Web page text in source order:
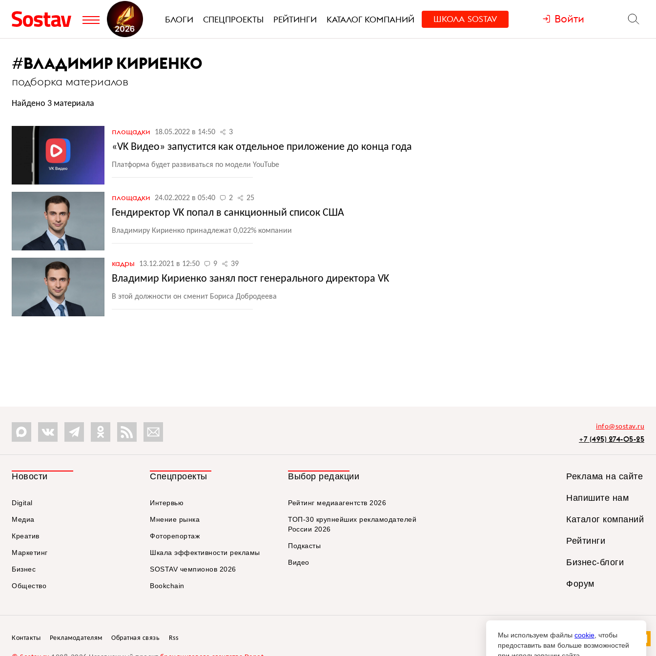
БЛОГИ СПЕЦПРОЕКТЫ РЕЙТИНГИ КАТАЛОГ КОМПАНИЙ ШКОЛА SOSTAV Войти
#ВЛАДИМИР КИРИЕНКО
подборка материалов
Найдено 3 материала
площадки 18.05.2022 в 14:50 3
«VK Видео» запустится как отдельное приложение до конца года
Платформа будет развиваться по модели YouTube
площадки 24.02.2022 в 05:40 2 25
Гендиректор VK попал в санкционный список США
Владимиру Кириенко принадлежат 0,022% компании
кадры 13.12.2021 в 12:50 9 39
Владимир Кириенко занял пост генерального директора VK
В этой должности он сменит Бориса Добродеева
info@sostav.ru
+7 (495) 274-05-25
Новости
Digital
Медиа
Креатив
Маркетинг
Бизнес
Общество
Спецпроекты
Интервью
Мнение рынка
Фоторепортаж
Шкала эффективности рекламы
SOSTAV чемпионов 2026
Bookchain
Выбор редакции
Рейтинг медиаагентств 2026
ТОП-30 крупнейших рекламодателей
России 2026
Подкасты
Видео
Реклама на сайте
Напишите нам
Каталог компаний
Рейтинги
Бизнес-блоги
Форум
Контакты Рекламодателям Обратная связь Rss Мы используем файлы cookie , чтобы
предоставить вам больше возможностей